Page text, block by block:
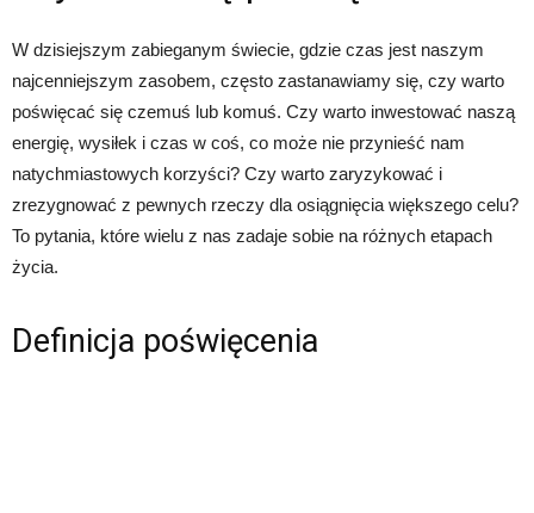
W dzisiejszym zabieganym świecie, gdzie czas jest naszym
najcenniejszym zasobem, często zastanawiamy się, czy warto
poświęcać się czemuś lub komuś. Czy warto inwestować naszą
energię, wysiłek i czas w coś, co może nie przynieść nam
natychmiastowych korzyści? Czy warto zaryzykować i
zrezygnować z pewnych rzeczy dla osiągnięcia większego celu?
To pytania, które wielu z nas zadaje sobie na różnych etapach
życia.
Definicja poświęcenia